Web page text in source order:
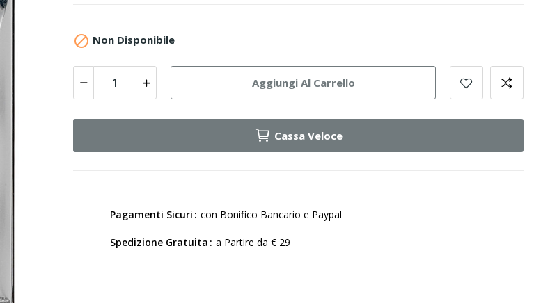
 Non Disponibile
Aggiungi Al Carrello
Cassa Veloce
Pagamenti Sicuri con Bonifico Bancario e Paypal
Spedizione Gratuita a Partire da € 29